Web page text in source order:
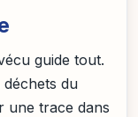
guide tout.
du
une trace dans